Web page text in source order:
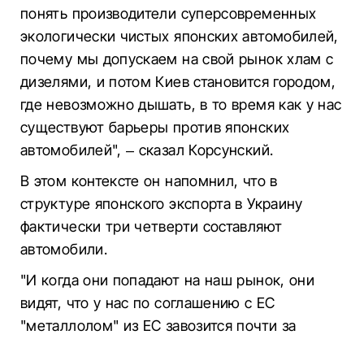
понять производители суперсовременных
экологически чистых японских автомобилей,
почему мы допускаем на свой рынок хлам с
дизелями, и потом Киев становится городом,
где невозможно дышать, в то время как у нас
существуют барьеры против японских
автомобилей", – сказал Корсунский.
В этом контексте он напомнил, что в
структуре японского экспорта в Украину
фактически три четверти составляют
автомобили.
"И когда они попадают на наш рынок, они
видят, что у нас по соглашению с ЕС
"металлолом" из ЕС завозится почти за